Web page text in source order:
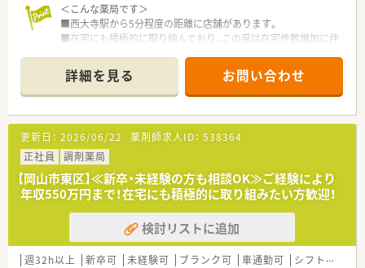
■ドミナント展開の強みを活かし、近隣店舗のスタッフと協力し
ながら柔軟に業務へ対応できる方が重宝されています。
＜こんな薬局です＞
■西大寺駅から5分程度の距離に店舗があります。
■在宅にも積極的に取り組んでおり、この度は在宅件数増加に伴
■かかりつけなど対人業務に重きを置いた運営方針です。
■薬剤師2名、事務1名在籍しています。
＜業務内容＞
■処方箋による調剤業務、服薬指導、薬剤情報の提供など
■近隣の医院より内科や小児科、耳鼻科をメインに処方応需して
います。
■処方箋枚数は約1200枚/月です。
＜研修制度＞
■現場の先輩薬剤師より指導を受けて頂きます。
＜法人特徴＞
■岡山県東区に5店舗調剤薬局を展開している地元密着型の調剤
詳細を見る お問い合わせ
更新日： 2026/06/22 薬剤師求人ID： 538364
正社員
調剤薬局
【岡山市東区】≪新卒・未経験の方も相談OK≫ご経験により
年収550万円まで！在宅にも積極的に取り組みたい方歓迎！
検討リストに追加
週32h以上 新卒可 未経験可 ブランク可 車通勤可 シフト制